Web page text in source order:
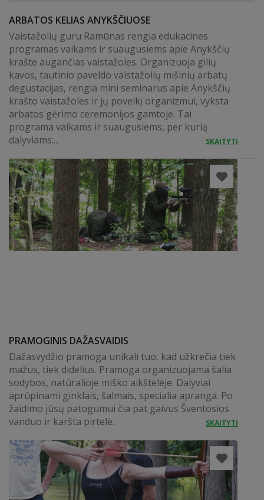
ARBATOS KELIAS ANYKŠČIUOSE
Vaistažolių guru Ramūnas rengia edukacines
programas vaikams ir suaugusiems apie Anykščių
krašte augančias vaistažoles. Organizuoja gilių
kavos, tautinio paveldo vaistažolių mišinių arbatų
degustacijas, rengia mini seminarus apie Anykščių
krašto vaistažoles ir jų poveikį organizmui, vyksta
arbatos gėrimo ceremonijos gamtoje. Tai
programa vaikams ir suaugusiems, per kurią
dalyviams:...
SKAITYTI
PRAMOGINIS DAŽASVAIDIS
Dažasvydžio pramoga unikali tuo, kad užkrečia tiek
mažus, tiek didelius. Pramoga organizuojama šalia
sodybos, natūralioje miško aikštelėje. Dalyviai
aprūpinami ginklais, šalmais, specialia apranga. Po
žaidimo jūsų patogumui čia pat gaivus Šventosios
vanduo ir karšta pirtelė.
SKAITYTI